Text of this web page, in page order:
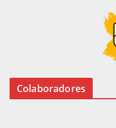
Colaboradores